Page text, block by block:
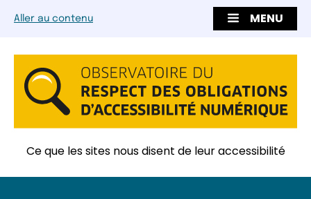
Aller au contenu MENU
Ce que les sites nous disent de leur accessibilité